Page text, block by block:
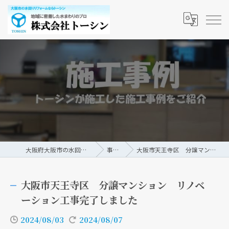
大阪府大阪市の水回りリフォームなら株式会社トーシン 事例/ブログ 大阪市天王寺区 分譲マンション リノベーション工事完了しました
大阪市天王寺区 分譲マンション リノベ
ーション工事完了しました
2024/08/03 2024/08/07